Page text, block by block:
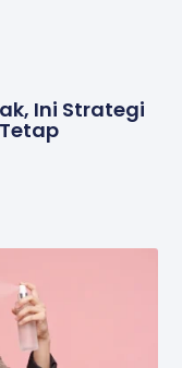
Ini Strategi